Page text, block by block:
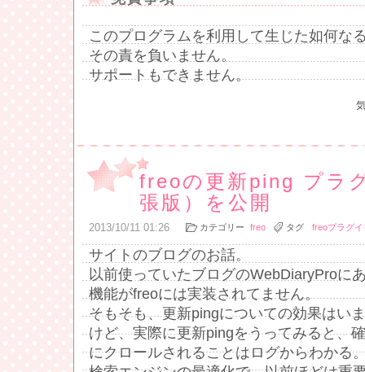
このプログラムを利用して生じた如何な
その責を負いません。
サポートもできません。
freoの更新ping プラ
張版）を公開
2013/10/11 01:26 カテゴリー freo タグ freoプラグイ
サイトのブログのお話。
以前使っていたブログのWebDiaryProに
機能がfreoには実装されてません。
そもそも、更新pingについての効果はい
けど、実際に更新pingをうってみると、
にクロールされることはログからわかる